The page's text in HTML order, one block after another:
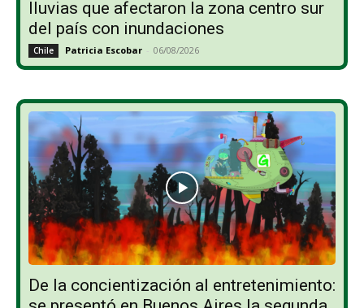
lluvias que afectaron la zona centro sur
del país con inundaciones
Chile Patricia Escobar - 06/08/2026
De la concientización al entretenimiento: